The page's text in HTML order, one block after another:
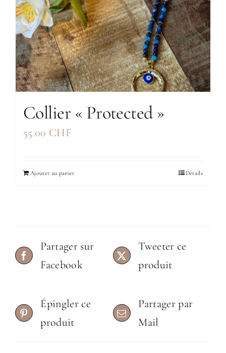
Collier « Protected »
55.00 CHF
Ajouter au panier Détails
Partager sur
Facebook
Tweeter ce
produit
Épingler ce
produit
Partager par
Mail